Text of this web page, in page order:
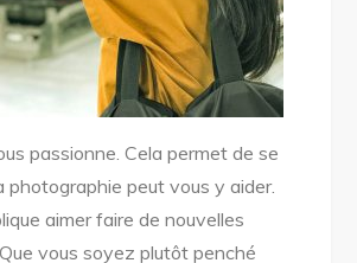
passionne. Cela permet de se
photographie peut vous y aider.
aimer faire de nouvelles
vous soyez plutôt penché